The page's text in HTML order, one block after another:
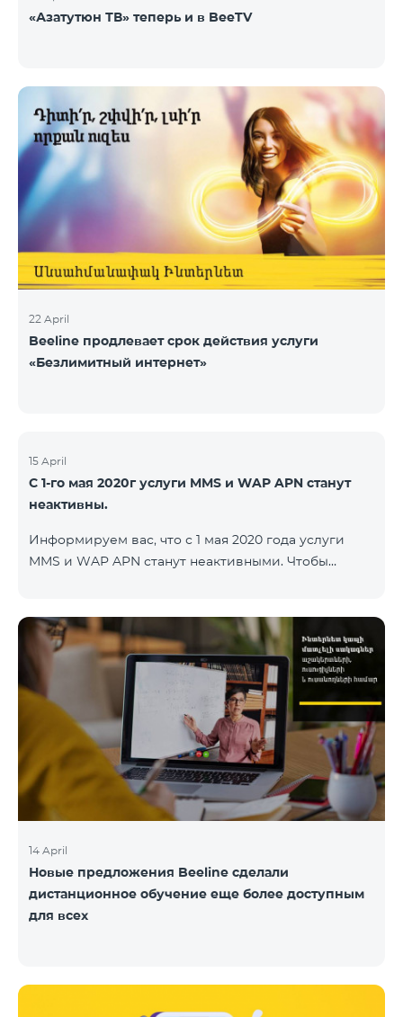
«Азатутюн ТВ» теперь и в BeeTV
22 April
Beeline продлевает срок действия услуги
«Безлимитный интернет»
15 April
С 1-го мая 2020г услуги MMS и WAP APN станут
неактивны.
Информируем вас, что с 1 мая 2020 года услуги
MMS и WAP APN станут неактивными. Чтобы
internet.beeline.am и удалить поля Port, Proxy,
Password. Подробности: 0611
14 April
Новые предложения Beeline сделали
дистанционное обучение еще более доступным
для всех